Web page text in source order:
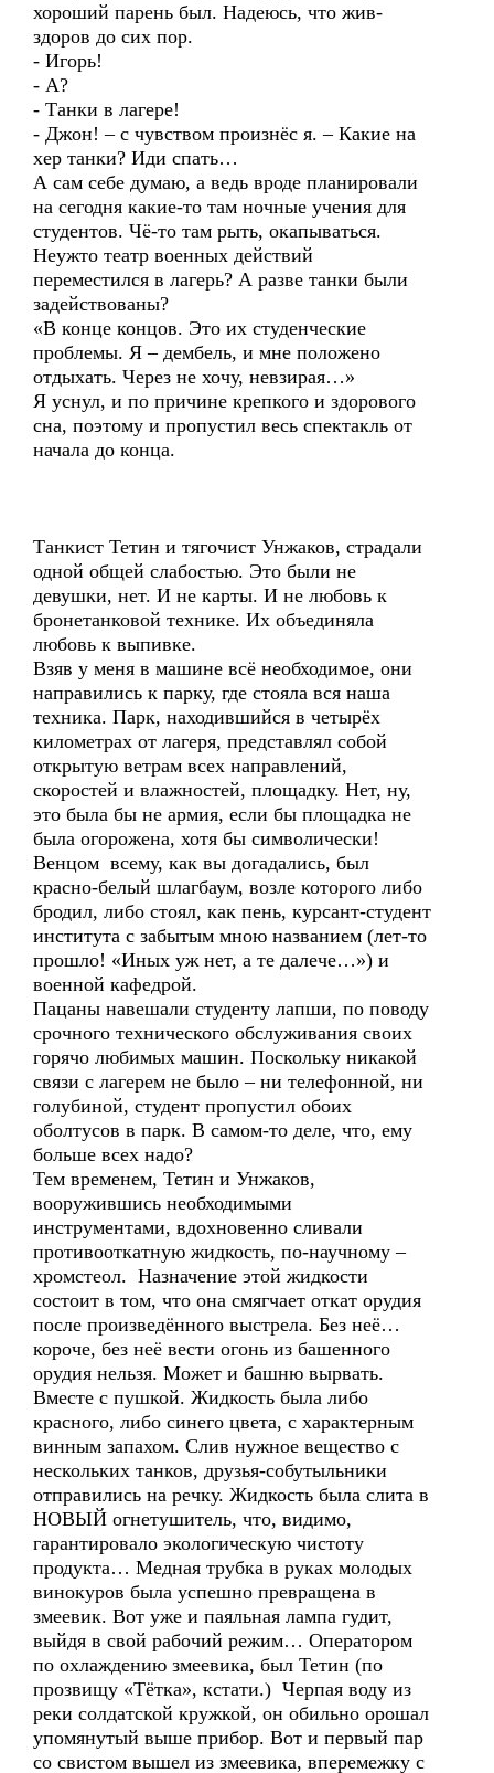
хороший парень был. Надеюсь, что жив-
здоров до сих пор.
- Игорь!
- А?
- Танки в лагере!
- Джон! – с чувством произнёс я. – Какие на
хер танки? Иди спать…
А сам себе думаю, а ведь вроде планировали
на сегодня какие-то там ночные учения для
студентов. Чё-то там рыть, окапываться.
Неужто театр военных действий
переместился в лагерь? А разве танки были
задействованы?
«В конце концов. Это их студенческие
проблемы. Я – дембель, и мне положено
отдыхать. Через не хочу, невзирая…»
Я уснул, и по причине крепкого и здорового
сна, поэтому и пропустил весь спектакль от
начала до конца.
Танкист Тетин и тягочист Унжаков, страдали
одной общей слабостью. Это были не
девушки, нет. И не карты. И не любовь к
бронетанковой технике. Их объединяла
любовь к выпивке.
Взяв у меня в машине всё необходимое, они
направились к парку, где стояла вся наша
техника. Парк, находившийся в четырёх
километрах от лагеря, представлял собой
открытую ветрам всех направлений,
скоростей и влажностей, площадку. Нет, ну,
это была бы не армия, если бы площадка не
была огорожена, хотя бы символически!
Венцом всему, как вы догадались, был
красно-белый шлагбаум, возле которого либо
бродил, либо стоял, как пень, курсант-студент
института с забытым мною названием (лет-то
прошло! «Иных уж нет, а те далече…») и
военной кафедрой.
Пацаны навешали студенту лапши, по поводу
срочного технического обслуживания своих
горячо любимых машин. Поскольку никакой
связи с лагерем не было – ни телефонной, ни
голубиной, студент пропустил обоих
оболтусов в парк. В самом-то деле, что, ему
больше всех надо?
Тем временем, Тетин и Унжаков,
вооружившись необходимыми
инструментами, вдохновенно сливали
противооткатную жидкость, по-научному –
хромстеол. Назначение этой жидкости
состоит в том, что она смягчает откат орудия
после произведённого выстрела. Без неё…
короче, без неё вести огонь из башенного
орудия нельзя. Может и башню вырвать.
Вместе с пушкой. Жидкость была либо
красного, либо синего цвета, с характерным
винным запахом. Слив нужное вещество с
нескольких танков, друзья-собутыльники
отправились на речку. Жидкость была слита в
НОВЫЙ огнетушитель, что, видимо,
гарантировало экологическую чистоту
продукта… Медная трубка в руках молодых
винокуров была успешно превращена в
змеевик. Вот уже и паяльная лампа гудит,
выйдя в свой рабочий режим… Оператором
по охлаждению змеевика, был Тетин (по
прозвищу «Тётка», кстати.) Черпая воду из
реки солдатской кружкой, он обильно орошал
упомянутый выше прибор. Вот и первый пар
со свистом вышел из змеевика, вперемежку с